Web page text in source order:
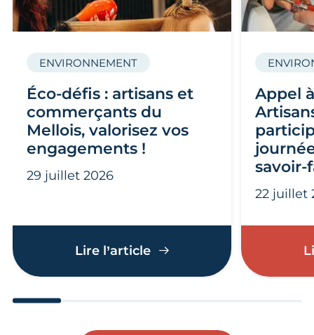
Éco-défis : artisans et
commerçants du
Mellois, valorisez vos
engagements !
ENVIRONNEMENT
29 juillet 2026
Lire l’articleÉco-défis : artisans et
Appel
savoir-
22 juillet